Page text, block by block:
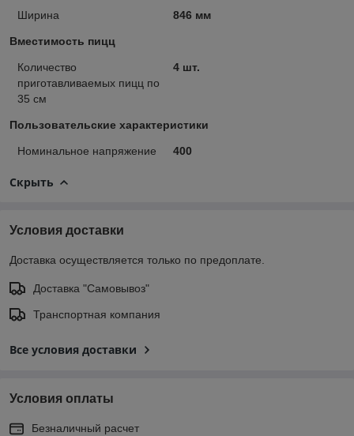
Ширина
846 мм
Вместимость пицц
Количество
приготавливаемых пицц по
35 см
4 шт.
Пользовательские характеристики
Номинальное напряжение 400
Скрыть
Условия доставки
Доставка осуществляется только по предоплате.
Доставка "Самовывоз"
Транспортная компания
Все условия доставки
Условия оплаты
Безналичный расчет